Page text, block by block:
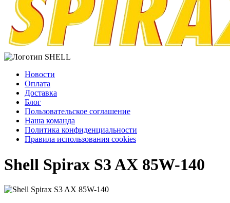
Новости
Оплата
Доставка
Блог
Пользовательское соглашение
Наша команда
Политика конфиденциальности
Правила использования cookies
Shell Spirax S3 AX 85W-140